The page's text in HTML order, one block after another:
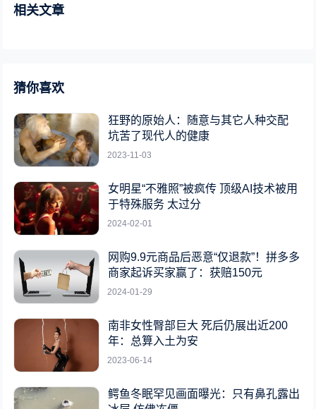
相关文章
猜你喜欢
狂野的原始人：随意与其它人种交配
坑苦了现代人的健康
2023-11-03
女明星“不雅照”被疯传 顶级AI技术被用
于特殊服务 太过分
2024-02-01
网购9.9元商品后恶意“仅退款”！拼多多
商家起诉买家赢了：获赔150元
2024-01-29
南非女性臀部巨大 死后仍展出近200
年：总算入土为安
2023-06-14
鳄鱼冬眠罕见画面曝光：只有鼻孔露出